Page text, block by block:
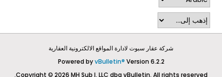
شركة عقار سبوت لادارة المواقع الالكترونية العقارية
Powered byvBulletin® Version 6.2.2
Copyright © 2026 MH Sub I, LLC dba vBulletin. All rights reserved.